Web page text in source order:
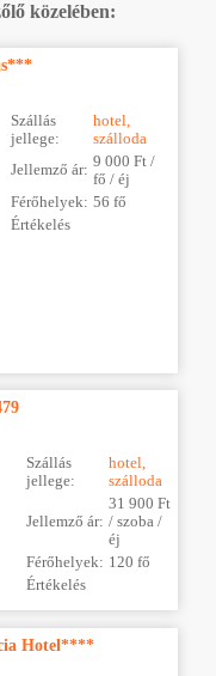
közelében:
Szállás
jellege:
hotel,
szálloda
Jellemző ár: 9 000 Ft /
fő / éj
Férőhelyek: 56 fő
Értékelés
Szállás
jellege:
hotel,
szálloda
Jellemző ár:
31 900 Ft
/ szoba /
éj
Férőhelyek: 120 fő
Értékelés
Hotel****